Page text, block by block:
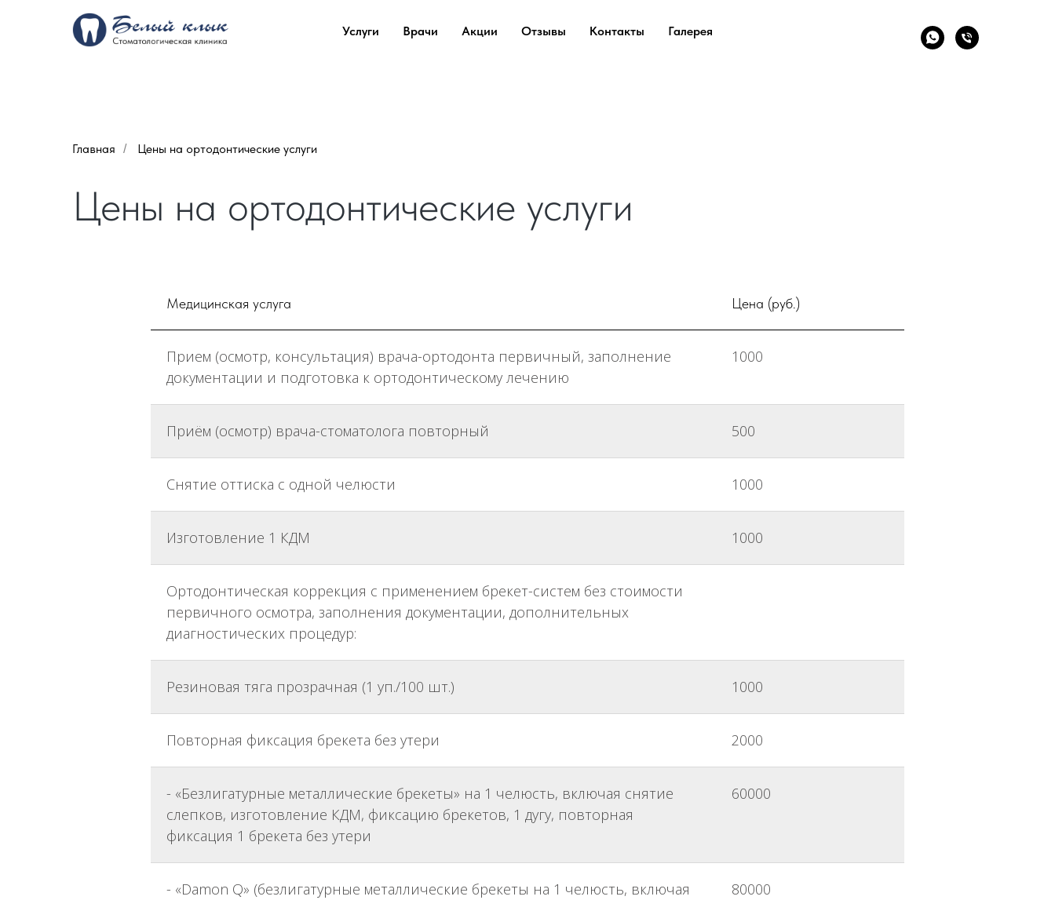
Услуги Врачи Акции Отзывы Контакты Галерея
Главная / Цены на ортодонтические услуги
Цены на ортодонтические услуги
Медицинская услуга Цена (руб.)
Прием (осмотр, консультация) врача-ортодонта первичный, заполнение
документации и подготовка к ортодонтическому лечению
1000
Приём (осмотр) врача-стоматолога повторный 500
Снятие оттиска с одной челюсти 1000
Изготовление 1 КДМ 1000
Ортодонтическая коррекция с применением брекет-систем без стоимости
первичного осмотра, заполнения документации, дополнительных
диагностических процедур:
Резиновая тяга прозрачная (1 уп./100 шт.) 1000
Повторная фиксация брекета без утери 2000
- «Безлигатурные металлические брекеты» на 1 челюсть, включая снятие
слепков, изготовление КДМ, фиксацию брекетов, 1 дугу, повторная
фиксация 1 брекета без утери
60000
- «Damon Q» (безлигатурные металлические брекеты на 1 челюсть, включая
80000